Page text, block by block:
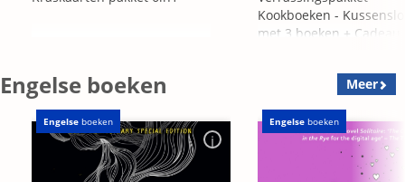
Kookboeken -
met 3 boeken + Cadeau
Engelse boeken Meer
Engelse boeken Engelse boeken